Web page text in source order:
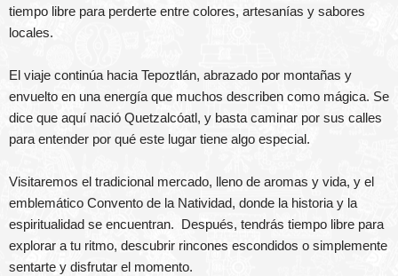
tiempo libre para perderte entre colores, artesanías y sabores
locales.
El viaje continúa hacia Tepoztlán, abrazado por montañas y
envuelto en una energía que muchos describen como mágica. Se
dice que aquí nació Quetzalcóatl, y basta caminar por sus calles
para entender por qué este lugar tiene algo especial.
Visitaremos el tradicional mercado, lleno de aromas y vida, y el
emblemático Convento de la Natividad, donde la historia y la
espiritualidad se encuentran. Después, tendrás tiempo libre para
explorar a tu ritmo, descubrir rincones escondidos o simplemente
sentarte y disfrutar el momento.